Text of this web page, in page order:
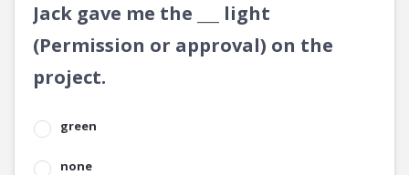
Jack gave me the ___ light
(Permission or approval) on the
project.
green
none